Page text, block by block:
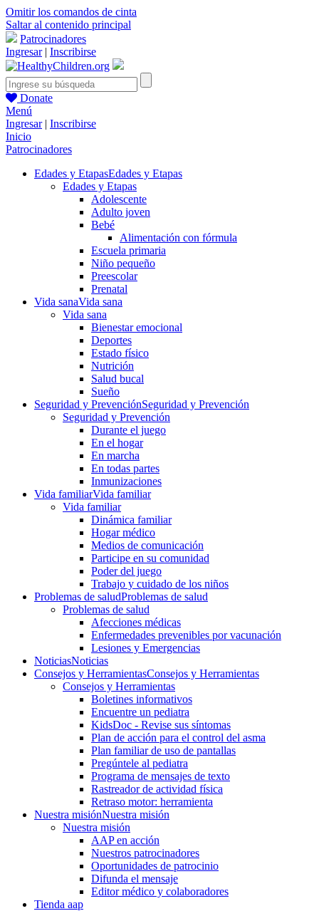
Omitir los comandos de cinta
Saltar al contenido principal
Patrocinadores
Ingresar| Inscribirse
Donate
Menú
Ingresar| Inscribirse
Inicio
Patrocinadores
Edades y EtapasEdades y Etapas
Edades y Etapas
Adolescente
Adulto joven
Bebé
Alimentación con fórmula
Escuela primaria
Niño pequeño
Preescolar
Prenatal
Vida sanaVida sana
Vida sana
Bienestar emocional
Deportes
Estado físico
Nutrición
Salud bucal
Sueño
Seguridad y PrevenciónSeguridad y Prevención
Seguridad y Prevención
Durante el juego
En el hogar
En marcha
En todas partes
Inmunizaciones
Vida familiarVida familiar
Vida familiar
Dinámica familiar
Hogar médico
Medios de comunicación
Participe en su comunidad
Poder del juego
Trabajo y cuidado de los niños
Problemas de saludProblemas de salud
Problemas de salud
Afecciones médicas
Enfermedades prevenibles por vacunación
Lesiones y Emergencias
NoticiasNoticias
Consejos y HerramientasConsejos y Herramientas
Consejos y Herramientas
Boletines informativos
Encuentre un pediatra
KidsDoc - Revise sus síntomas
Plan de acción para el control del asma
Plan familiar de uso de pantallas
Pregúntele al pediatra
Programa de mensajes de texto
Rastre​​ador de activida​d física
Retraso motor: herramienta
Nuestra misiónNuestra misión
Nuestra misión
AAP en acción
Nuestros patrocinadores
Oportunidades de patrocinio
Difunda el mensaje
Editor médico y colaboradores
Tienda aap